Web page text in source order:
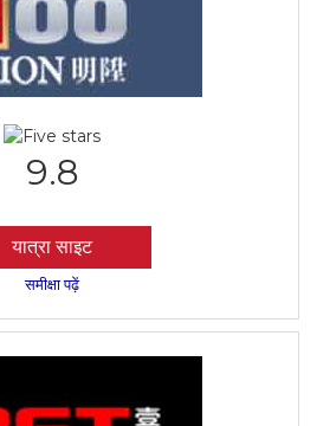
9.8
यात्रा साइट
समीक्षा पढ़ें